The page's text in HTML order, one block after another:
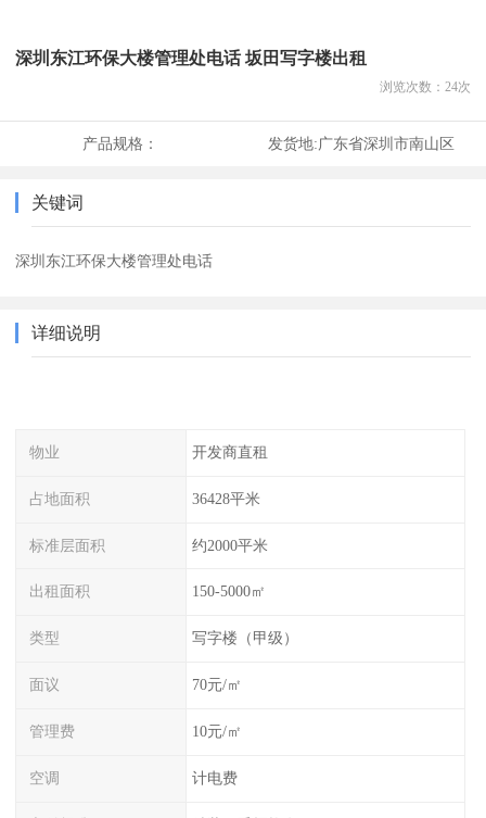
深圳东江环保大楼管理处电话 坂田写字楼出租
浏览次数： 24次
产品规格： 发货地:广东省深圳市南山区
关键词
深圳东江环保大楼管理处电话
详细说明
物业 开发商直租
占地面积 36428平米
标准层面积 约2000平米
出租面积 150-5000㎡
类型 写字楼（甲级）
面议 70元/㎡
管理费 10元/㎡
空调 计电费